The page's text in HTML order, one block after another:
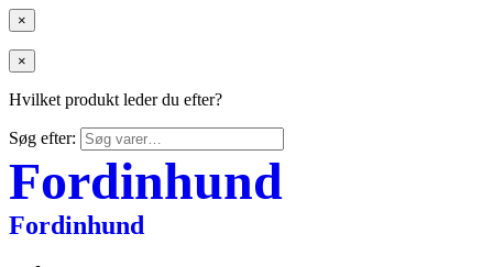
×
×
Hvilket produkt leder du efter?
Søg efter:
Fordinhund
Fordinhund